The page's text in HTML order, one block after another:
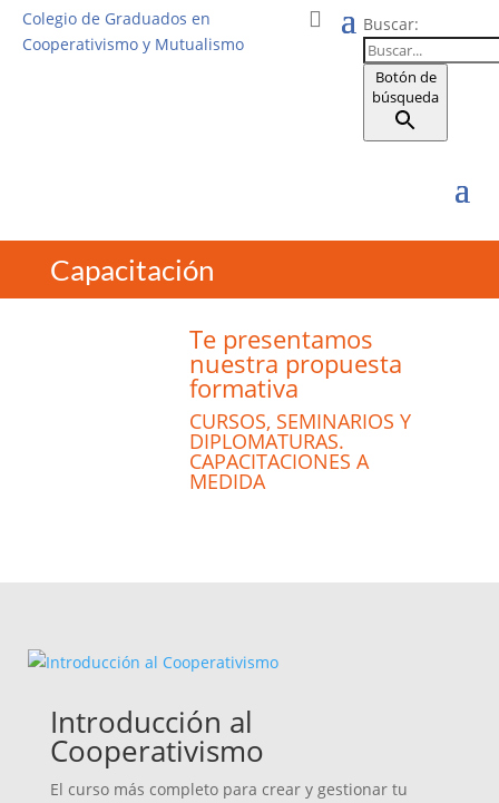
Colegio de Graduados en
Cooperativismo y Mutualismo
Buscar:
Botón de
búsqueda
Capacitación
Te presentamos
nuestra propuesta
formativa
CURSOS, SEMINARIOS Y
DIPLOMATURAS.
CAPACITACIONES A
MEDIDA
Introducción al
Cooperativismo
El curso más completo para crear y gestionar tu